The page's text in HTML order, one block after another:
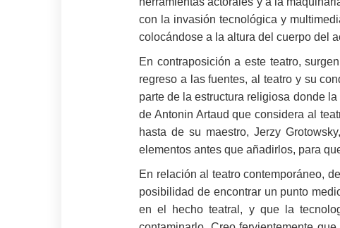
con la invasión tecnológica y
colocándose a la altura del cuerpo del
En contraposición a este teatro,
regreso a las fuentes, al teatro y su
parte de la estructura religiosa donde
de Antonin Artaud que considera al
hasta de su maestro, Jerzy
elementos antes que añadirlos, para
En relación al teatro contemporáneo,
posibilidad de encontrar un punto
en el hecho teatral, y que la